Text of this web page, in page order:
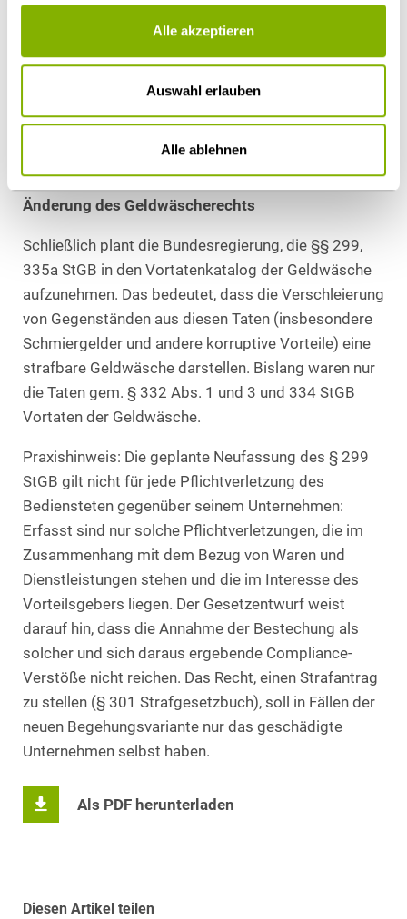
Alle akzeptieren
Auswahl erlauben
Alle ablehnen
internationalen geschäftlichen Verkehr aufweisen
muss. Abs. 2 des Entwurfs enthält eine
Sonderreglung für Richter und Bedienstete des
Internationalen Strafgerichtshofes. Für sie gelten
nach dem Entwurf zusätzlich die §§ 331, 333
Änderung des Geldwäscherechts
Schließlich plant die Bundesregierung, die §§ 299,
335a StGB in den Vortatenkatalog der Geldwäsche
aufzunehmen. Das bedeutet, dass die Verschleierung
von Gegenständen aus diesen Taten (insbesondere
Schmiergelder und andere korruptive Vorteile) eine
strafbare Geldwäsche darstellen. Bislang waren nur
die Taten gem. § 332 Abs. 1 und 3 und 334 StGB
Vortaten der Geldwäsche.
Praxishinweis: Die geplante Neufassung des § 299
StGB gilt nicht für jede Pflichtverletzung des
Bediensteten gegenüber seinem Unternehmen:
Erfasst sind nur solche Pflichtverletzungen, die im
Zusammenhang mit dem Bezug von Waren und
Dienstleistungen stehen und die im Interesse des
Vorteilsgebers liegen. Der Gesetzentwurf weist
darauf hin, dass die Annahme der Bestechung als
solcher und sich daraus ergebende Compliance-
Verstöße nicht reichen. Das Recht, einen Strafantrag
zu stellen (§ 301 Strafgesetzbuch), soll in Fällen der
neuen Begehungsvariante nur das geschädigte
Unternehmen selbst haben.
Als PDF herunterladen
Diesen Artikel teilen